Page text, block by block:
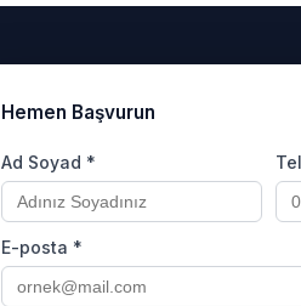
Hemen Başvurun
Ad Soyad *
E-posta *